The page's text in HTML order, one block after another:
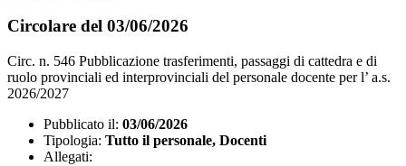
Circolare del 03/06/2026
Circ. n. 546 Pubblicazione trasferimenti, passaggi di cattedra e di
ruolo provinciali ed interprovinciali del personale docente per l’ a.s.
2026/2027
Pubblicato il: 03/06/2026
Tipologia: Tutto il personale, Docenti
Allegati: